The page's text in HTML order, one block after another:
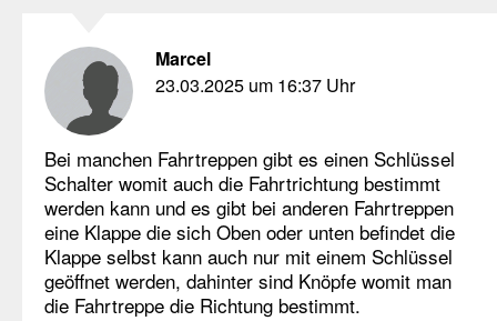
Marcel
23.03.2025 um 16:37 Uhr
Bei manchen Fahrtreppen gibt es einen Schlüssel
Schalter womit auch die Fahrtrichtung bestimmt
werden kann und es gibt bei anderen Fahrtreppen
eine Klappe die sich Oben oder unten befindet die
Klappe selbst kann auch nur mit einem Schlüssel
geöffnet werden, dahinter sind Knöpfe womit man
die Fahrtreppe die Richtung bestimmt.